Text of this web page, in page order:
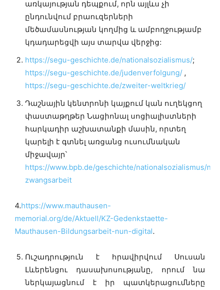
առկայության դեպքում, որն այլևս չի
ընդունվում բրաուզերների
մեծամասնության կողմից և ամբողջությամբ
կդադարեցվի այս տարվա վերջից:
https://segu-geschichte.de/nationalsozialismus/;
https://segu-geschichte.de/judenverfolgung/ ,
https://segu-geschichte.de/zweiter-weltkrieg/
Դաշնային կենտրոնի կայքում կան ուղեկցող
փաստաթղթեր Նացիոնալ սոցիալիստների
հարկադիր աշխատանքի մասին, որտեղ
կարելի է գտնել առցանց ուսումնական
միջավայր՝
https://www.bpb.de/geschichte/nationalsozialismus/ns-
zwangsarbeit
4.https://www.mauthausen-
memorial.org/de/Aktuell/KZ-Gedenkstaette-
Mauthausen-Bildungsarbeit-nun-digital.
Ուշադրություն է հրավիրվում Սուսան
Լևերենցու դասախոսությանը, որում նա
ներկայացնում է իր պատկերացումները